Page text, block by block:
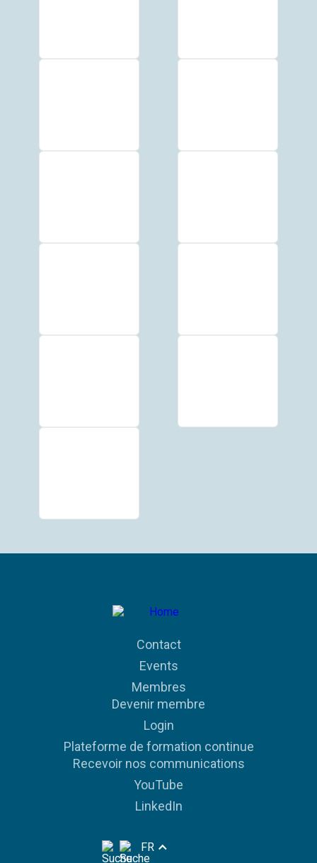
Contact
Events
Membres
Devenir membre
Login
Plateforme de formation continue
Recevoir nos communications
YouTube
LinkedIn
FR